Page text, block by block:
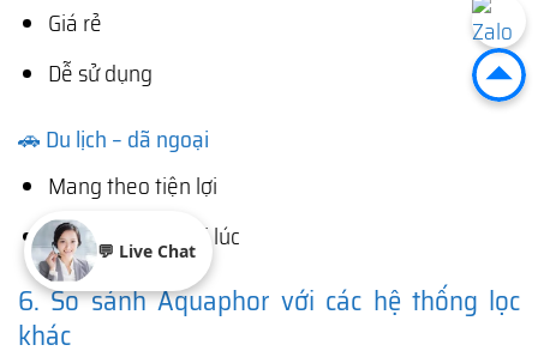
Giá rẻ
Dễ sử dụng
🚗 Du lịch – dã ngoại
Mang theo tiện lợi
Có nước sạch mọi lúc
6. So sánh Aquaphor với các hệ thống lọc
khác
💬 Live Chat